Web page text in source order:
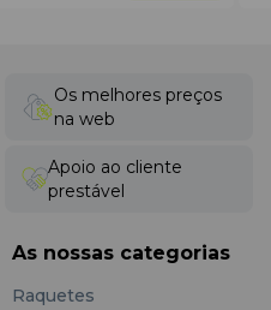
Os melhores preços
na web
Apoio ao cliente
prestável
As nossas categorias
Raquetes